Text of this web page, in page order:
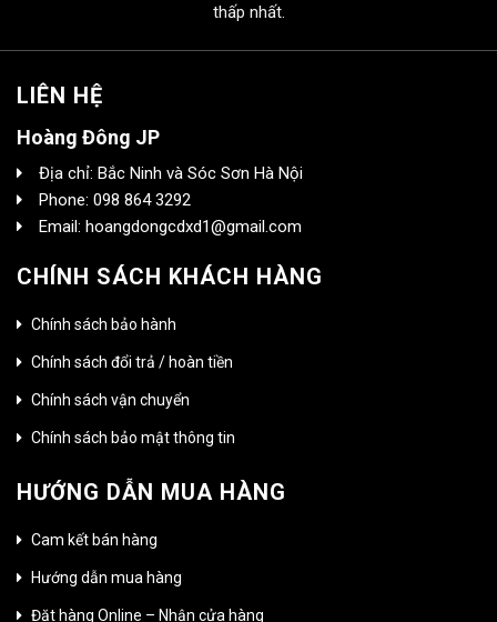
thấp nhất.
LIÊN HỆ
Hoàng Đông JP
Địa chỉ: Bắc Ninh và Sóc Sơn Hà Nội
Phone: 098 864 3292
Email: hoangdongcdxd1@gmail.com
CHÍNH SÁCH KHÁCH HÀNG
Chính sách bảo hành
Chính sách đổi trả / hoàn tiền
Chính sách vận chuyển
Chính sách bảo mật thông tin
HƯỚNG DẪN MUA HÀNG
Cam kết bán hàng
Hướng dẫn mua hàng
Đặt hàng Online – Nhận cửa hàng